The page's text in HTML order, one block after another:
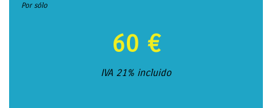
Por sólo
60 €
IVA 21% incluido